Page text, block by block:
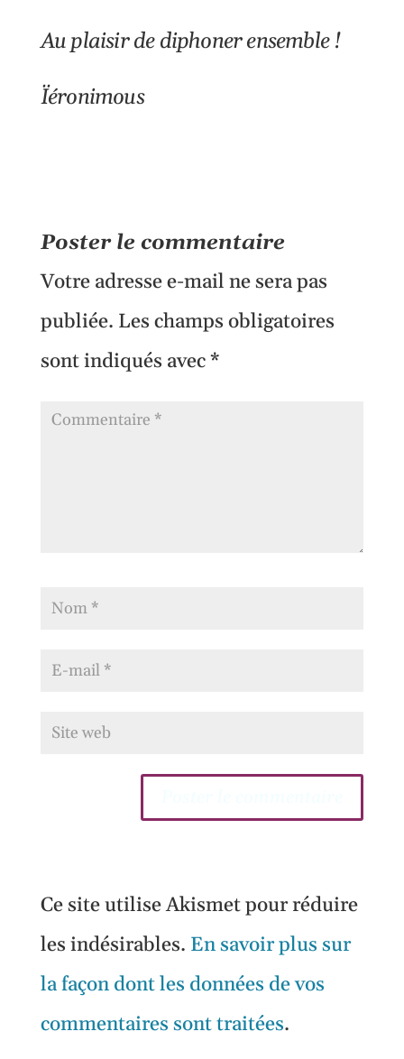
Au plaisir de diphoner ensemble !
Ïéronimous
Poster le commentaire
Votre adresse e-mail ne sera pas
publiée. Les champs obligatoires
sont indiqués avec*
Ce site utilise Akismet pour réduire
les indésirables. En savoir plus sur
la façon dont les données de vos
commentaires sont traitées.